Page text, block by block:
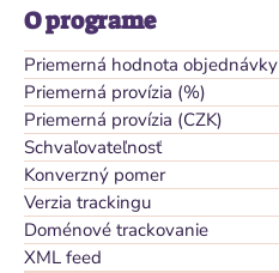
O programe
Priemerná hodnota objednávky
Priemerná provízia (%)
Priemerná provízia (CZK)
Schvaľovateľnosť
Konverzný pomer
Verzia trackingu
Doménové trackovanie
XML feed